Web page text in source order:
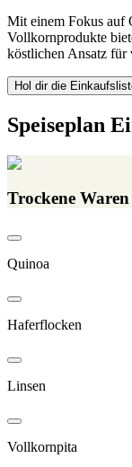
Mit einem Fokus auf
Vollkornprodukte
köstlichen Ansatz für
Hol dir die
Speiseplan
Trockene Waren
Quinoa
Haferflocken
Linsen
Vollkornpita